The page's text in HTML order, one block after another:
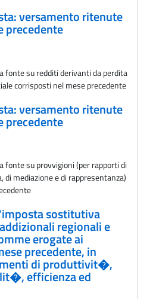
versamento ritenute
precedente
fonte su redditi derivanti da perdita
corrisposti nel mese precedente
versamento ritenute
precedente
fonte su provvigioni (per rapporti di
di mediazione e di rappresentanza)
sostitutiva
regionali e
erogate ai
precedente, in
di produttivit�,
efficienza ed